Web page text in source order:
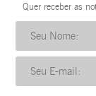
Quer receber as